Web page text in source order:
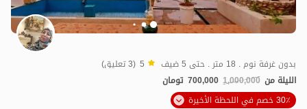
بدون غرفة نوم . 18 متر . حتى 5 ضيف 5 (3 تعليق)
الليلة من 1,000,000
700,000 تومان
30٪ خصم في اللحظة الأخيرة